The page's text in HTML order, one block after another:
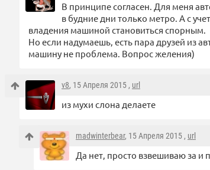
В принципе согласен. Для меня
в будние дни только метро. А с
владения машиной становиться спорным.
Но если надумаешь, есть пара друзей из
машину не проблема. Вопрос желения)
v8, 15 Апреля 2015 , url
из мухи слона делаете
madwinterbear, 15 Апреля 2015 , url
Да нет, просто взвешиваю за